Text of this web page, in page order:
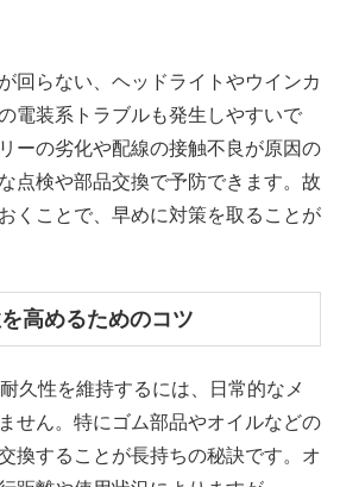
回らない、ヘッドライトやウインカ
電装系トラブルも発生しやすいで
ーの劣化や配線の接触不良が原因の
点検や部品交換で予防できます。故
くことで、早めに対策を取ることが
高めるためのコツ
久性を維持するには、日常的なメ
せん。特にゴム部品やオイルなどの
換することが長持ちの秘訣です。オ